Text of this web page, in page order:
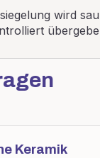
wird
Keramik